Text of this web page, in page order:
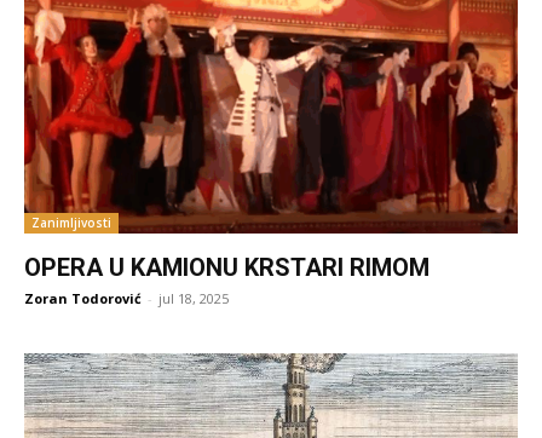
Zanimljivosti
OPERA U KAMIONU KRSTARI RIMOM
Zoran Todorović - jul 18, 2025